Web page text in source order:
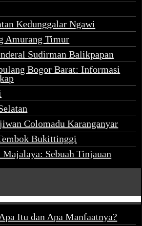
Kedunggalar Ngawi
Amurang Timur
Sudirman Balikpapan
Bogor Barat: Informasi
Colomadu Karanganyar
Bukittinggi
Sebuah Tinjauan
Itu dan Apa Manfaatnya?